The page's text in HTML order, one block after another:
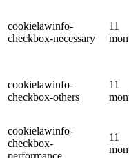
cookielawinfo-
checkbox-necessary
11
cookielawinfo-
checkbox-others
11
cookielawinfo-
checkbox-
performance
11